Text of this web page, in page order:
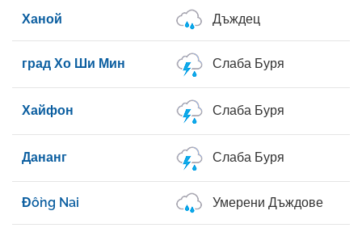
Ханой Дъждец
град Хо Ши Мин Слаба Буря
Хайфон Слаба Буря
Дананг Слаба Буря
Đồng Nai Умерени Дъждове